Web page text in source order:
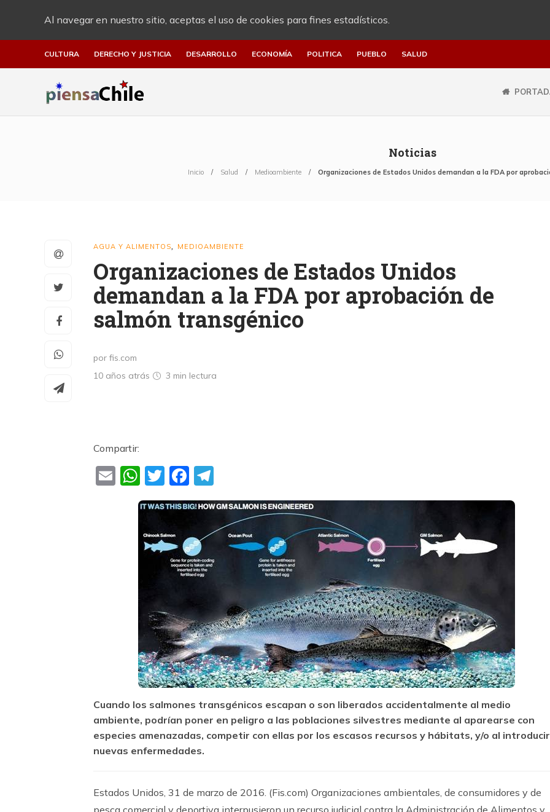
Al navegar en nuestro sitio, aceptas el uso de cookies para fines estadísticos.
CULTURA DERECHO Y JUSTICIA DESARROLLO ECONOMÍA POLITICA PUEBLO SALUD
Noticias
Inicio Salud Medioambiente Organizaciones de Estados Unidos demandan a la FDA por
AGUA Y ALIMENTOS MEDIOAMBIENTE
Organizaciones de Estados Unidos
demandan a la FDA por aprobación de
salmón transgénico
por fis.com
10 años atrás
3 min lectura
Compartir:
EmailWhatsApp
TwitterFacebook
Cuando los salmones transgénicos escapan o son liberados accidentalmente al medio
ambiente, podrían poner en peligro a las poblaciones silvestres mediante al aparearse con
especies amenazadas, competir con ellas por los escasos recursos y hábitats, y/o al introducir
nuevas enfermedades.
Estados Unidos, 31 de marzo de 2016. (Fis.com) Organizaciones ambientales, de consumidores y de
pesca comercial y deportiva interpusieron un recurso judicial contra la Administración de Alimentos y